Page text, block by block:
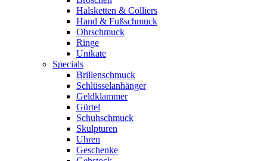
Halsketten & Colliers
Hand & Fußschmuck
Ohrschmuck
Ringe
Unikate
Specials
Brillenschmuck
Schlüsselanhänger
Geldklammer
Gürtel
Schuhschmuck
Skulpturen
Uhren
Geschenke